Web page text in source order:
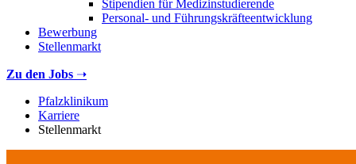
Stipendien für Medizinstudierende
Personal- und Führungskräfteentwicklung
Bewerbung
Stellenmarkt
Zu den Jobs ➝
Pfalzklinikum
Karriere
Stellenmarkt